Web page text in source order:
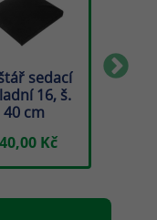
sedací
16, š.
40 cm
Kč